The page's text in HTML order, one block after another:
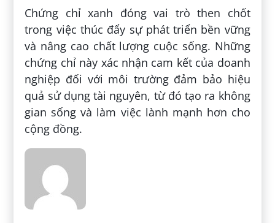
Chứng chỉ xanh đóng vai trò then chốt
trong việc thúc đẩy sự phát triển bền vững
và nâng cao chất lượng cuộc sống. Những
chứng chỉ này xác nhận cam kết của doanh
nghiệp đối với môi trường đảm bảo hiệu
quả sử dụng tài nguyên, từ đó tạo ra không
gian sống và làm việc lành mạnh hơn cho
cộng đồng.